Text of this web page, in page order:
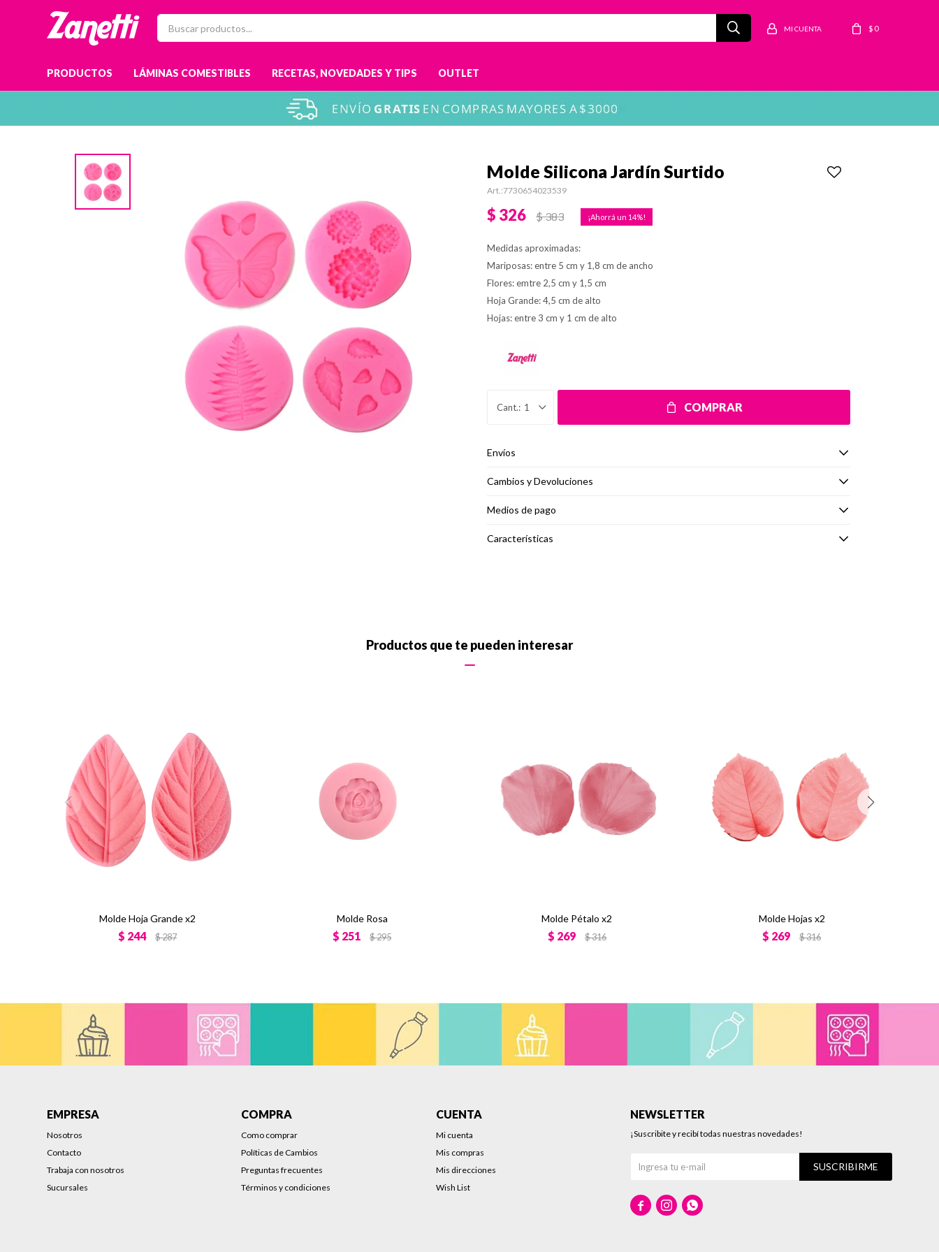
PRODUCTOS LÁMINAS COMESTIBLES RECETAS, NOVEDADES Y TIPS OUTLET
$ 0
Molde Silicona Jardín Surtido
7730654023539
$ 326 $383 14
Medidas aproximadas:
Mariposas: entre 5 cm y 1,8 cm de ancho
Flores: emtre 2,5 cm y 1,5 cm
Hoja Grande: 4,5 cm de alto
Hojas: entre 3 cm y 1 cm de alto
1 COMPRAR
Envíos
Cambios y Devoluciones
Medios de pago
Características
Productos que te pueden interesar
Molde Hoja Grande x2
$ 244 $287
Molde Rosa
$ 251 $295
Molde Pétalo x2
$ 269 $316
Molde Hojas x2
$ 269 $316
EMPRESA
Nosotros
Contacto
Trabaja con nosotros
Sucursales
COMPRA
Como comprar
Políticas de Cambios
Preguntas frecuentes
Términos y condiciones
CUENTA
Mi cuenta
Mis compras
Mis direcciones
Wish List
NEWSLETTER
¡Suscribite y recibí todas nuestras novedades!
SUSCRIBIRME
  